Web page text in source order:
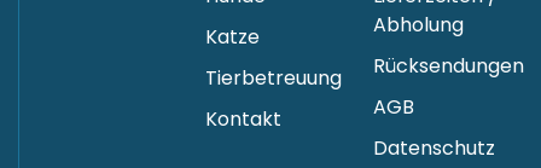
Katze
Tierbetreuung
Kontakt
Abholung
Rücksendungen
AGB
Datenschutz